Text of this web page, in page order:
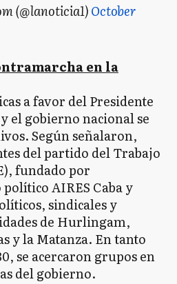
(@lanoticia1)October
en la
a favor del Presidente
el gobierno nacional se
Según señalaron,
del partido del Trabajo
fundado por
AIRES Caba y
sindicales y
de Hurlingam,
y la Matanza. En tanto
se acercaron grupos en
del gobierno.